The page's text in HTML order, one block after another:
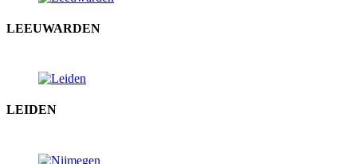
LEEUWARDEN
LEIDEN